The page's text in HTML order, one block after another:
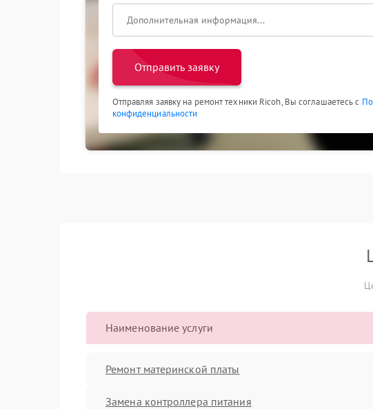
Отправить заявку
Отправляя заявку на ремонт техники Ricoh, Вы соглашаетесь с
конфиденциальности
Наименование услуги
Ремонт материнской платы
Замена контроллера питания